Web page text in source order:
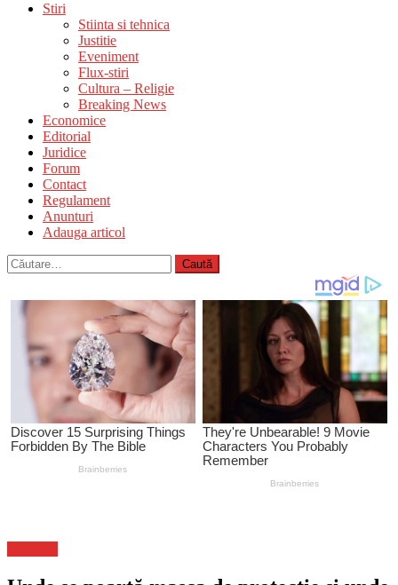
Stiri
Stiinta si tehnica
Justitie
Eveniment
Flux-stiri
Cultura – Religie
Breaking News
Economice
Editorial
Juridice
Forum
Contact
Regulament
Anunturi
Adauga articol
Caută
după: